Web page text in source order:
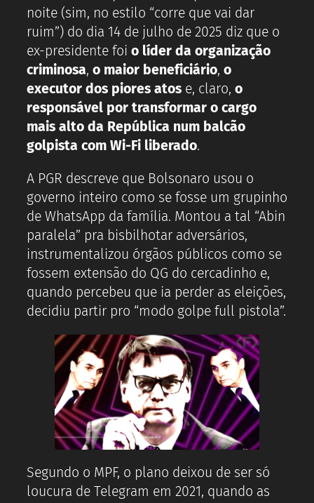
noite (sim, no estilo “corre que vai dar
ruim”) do dia 14 de julho de 2025 diz que o
ex-presidente foi o líder da organização
criminosa, o maior beneficiário, o
executor dos piores atose, claro, o
responsável por transformar o cargo
mais alto da República num balcão
golpista com Wi-Fi liberado.
A PGR descreve que Bolsonaro usou o
governo inteiro como se fosse um grupinho
de WhatsApp da família. Montou a tal “Abin
paralela” pra bisbilhotar adversários,
instrumentalizou órgãos públicos como se
fossem extensão do QG do cercadinho e,
quando percebeu que ia perder as eleições,
decidiu partir pro “modo golpe full pistola”.
Segundo o MPF, o plano deixou de ser só
loucura de Telegram em 2021, quando as